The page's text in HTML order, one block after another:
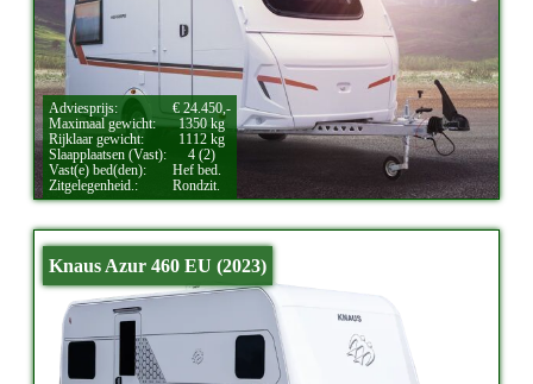
Adviesprijs:
€ 24.450,-
Maximaal gewicht:
1350 kg
Rijklaar gewicht:
1112 kg
Slaapplaatsen (Vast):
4 (2)
Vast(e) bed(den):
Hef bed.
Zitgelegenheid.:
Rondzit.
Knaus Azur 460 EU (2023)